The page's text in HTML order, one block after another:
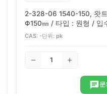
2-328-06 1540-150, 왓
Φ150㎜ / 타입 : 원형 / 입
CAS: -단위: pk
문